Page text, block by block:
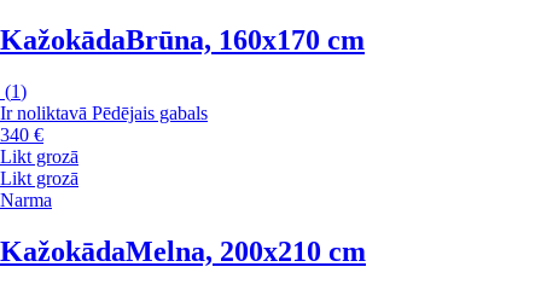
KažokādaBrūna, 160x170 cm
(1)
Ir noliktavā Pēdējais gabals
340 €
Likt grozā
Likt grozā
Narma
KažokādaMelna, 200x210 cm